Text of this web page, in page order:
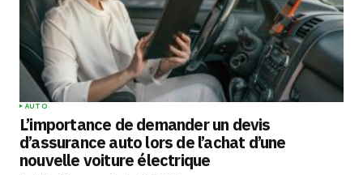
AUTO
L’importance de demander un devis
d’assurance auto lors de l’achat d’une
nouvelle voiture électrique